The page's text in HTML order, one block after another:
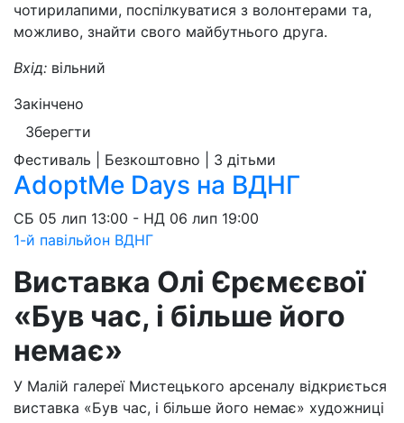
чотирилапими, поспілкуватися з волонтерами та,
можливо, знайти свого майбутнього друга.
Вхід: вільний
Закінчено
Зберегти
Фестиваль | Безкоштовно | З дітьми
AdoptMe Days на ВДНГ
СБ 05 лип 13:00 - НД 06 лип 19:00
1-й павільйон ВДНГ
Виставка Олі Єрємєєвої
«Був час, і більше його
немає»
У Малій галереї Мистецького арсеналу відкриється
виставка «Був час, і більше його немає» художниці